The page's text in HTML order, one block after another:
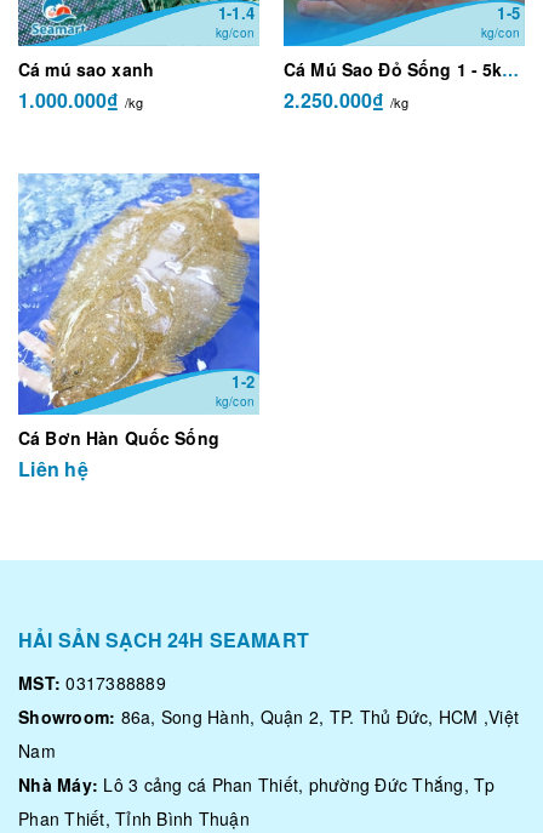
1-1.4
kg/con
Cá mú sao xanh
1.000.000₫ /kg
1-5
kg/con
Cá Mú Sao Đỏ Sống 1 - 5kg/con
2.250.000₫ /kg
1-2
kg/con
Cá Bơn Hàn Quốc Sống
Liên hệ
HẢI SẢN SẠCH 24H SEAMART
MST: 0317388889
Showroom: 86a, Song Hành, Quận 2, TP. Thủ Đức, HCM ,Việt
Nam
Nhà Máy: Lô 3 cảng cá Phan Thiết, phường Đức Thắng, Tp
Phan Thiết, Tỉnh Bình Thuận